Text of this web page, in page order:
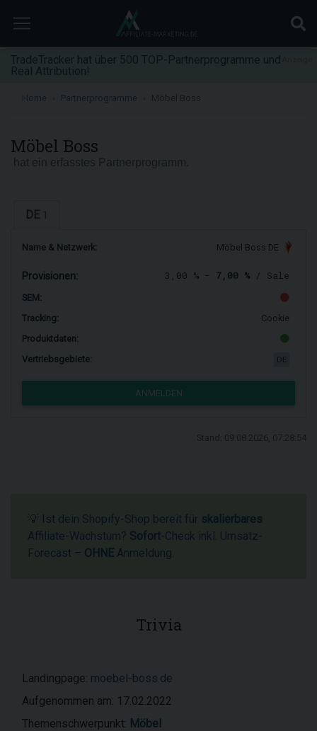
TradeTracker hat über 500 TOP-Partnerprogramme und
Real Attribution!
Home Partnerprogramme
Möbel Boss
DE
Name & Netzwerk: Möbel Boss DE
Provisionen: 3,00 % - 7,00 % / Sale
SEM:
Tracking:
Cookie
Produktdaten:
Vertriebsgebiete:
ANMELDEN
💡 Ist dein Shopify-Shop bereit für skalierbares
Affiliate-Wachstum? Sofort-Check inkl. Umsatz-
Forecast – OHNE Anmeldung.
Trivia
Landingpage: moebel-boss.de
Aufgenommen am: 17.02.2022
Themenschwerpunkt: Möbel